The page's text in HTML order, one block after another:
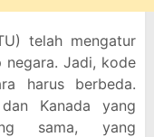
telah mengatur
Jadi, kode
harus berbeda.
Kanada yang
sama, yang